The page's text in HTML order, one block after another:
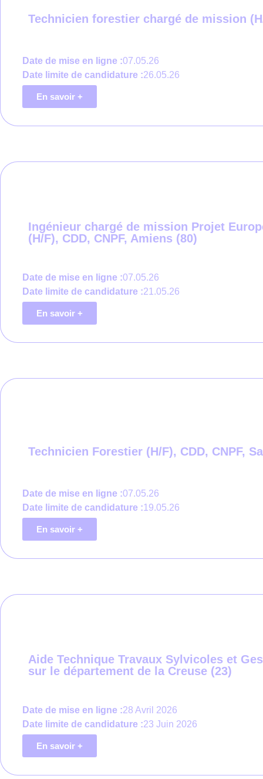
Technicien forestier chargé de mission
Date de mise en ligne :07.05.26
Date limite de candidature :26.05.26
En savoir +
Ingénieur chargé de mission Projet
(H/F), CDD, CNPF, Amiens (80)
Date de mise en ligne :07.05.26
Date limite de candidature :21.05.26
En savoir +
Technicien Forestier (H/F), CDD, CNPF,
Date de mise en ligne :07.05.26
Date limite de candidature :19.05.26
En savoir +
Aide Technique Travaux Sylvicoles et
sur le département de la Creuse (23)
Date de mise en ligne :28 Avril 2026
Date limite de candidature :23 Juin 2026
En savoir +